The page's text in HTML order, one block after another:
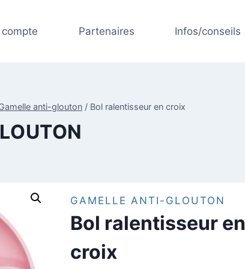
Partenaires Infos/conseils
anti-glouton / Bol ralentisseur en croix
GAMELLE ANTI-GLOUTON
Bol ralentisseur en
croix